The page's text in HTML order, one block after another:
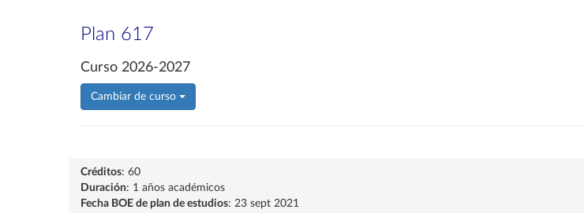
Plan 617
Curso 2026-2027
Cambiar de curso
Créditos: 60
Duración: 1 años académicos
Fecha BOE de plan de estudios: 23 sept 2021